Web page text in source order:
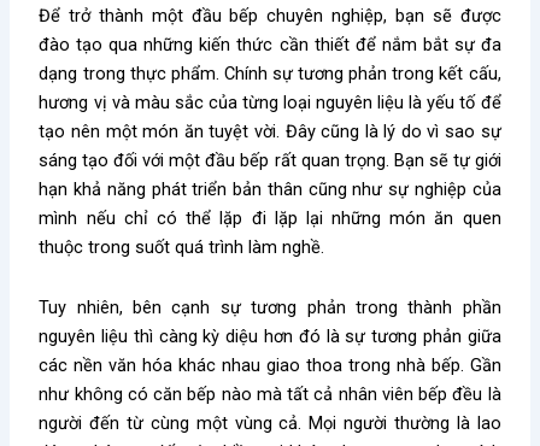
Để trở thành một đầu bếp chuyên nghiệp, bạn sẽ được
đào tạo qua những kiến thức cần thiết để nắm bắt sự đa
dạng trong thực phẩm. Chính sự tương phản trong kết cấu,
hương vị và màu sắc của từng loại nguyên liệu là yếu tố để
tạo nên một món ăn tuyệt vời. Đây cũng là lý do vì sao sự
sáng tạo đối với một đầu bếp rất quan trọng. Bạn sẽ tự giới
hạn khả năng phát triển bản thân cũng như sự nghiệp của
mình nếu chỉ có thể lặp đi lặp lại những món ăn quen
thuộc trong suốt quá trình làm nghề.
Tuy nhiên, bên cạnh sự tương phản trong thành phần
nguyên liệu thì càng kỳ diệu hơn đó là sự tương phản giữa
các nền văn hóa khác nhau giao thoa trong nhà bếp. Gần
như không có căn bếp nào mà tất cả nhân viên bếp đều là
người đến từ cùng một vùng cả. Mọi người thường là lao